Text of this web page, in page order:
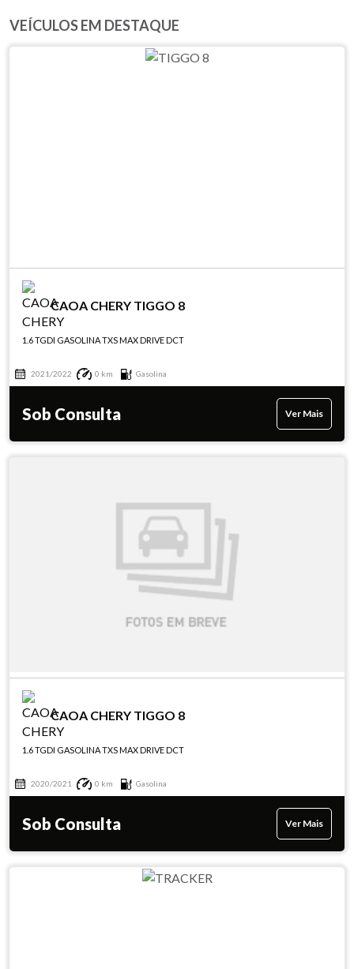
VEÍCULOS EM DESTAQUE
CAOA CHERY TIGGO 8
1.6 TGDI GASOLINA TXS MAX DRIVE DCT
2021/2022 0 km Gasolina
Sob Consulta Ver Mais
CAOA CHERY TIGGO 8
1.6 TGDI GASOLINA TXS MAX DRIVE DCT
2020/2021 0 km Gasolina
Sob Consulta Ver Mais